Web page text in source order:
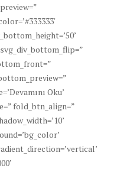
Oku’
fold_btn_align=”